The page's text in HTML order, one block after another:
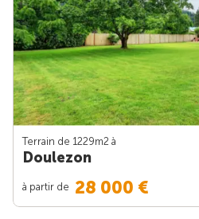
Terrain de 1229m2 à
Doulezon
à partir de 28 000 €